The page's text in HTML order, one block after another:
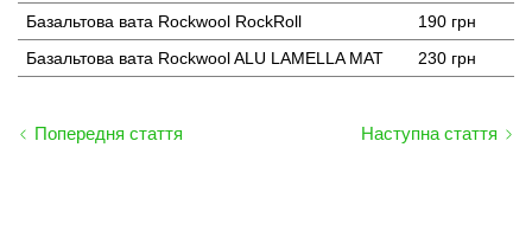
Базальтова вата Rockwool RockRoll
190 грн
Базальтова вата Rockwool ALU LAMELLA MAT
230 грн
Попередня стаття Наступна стаття